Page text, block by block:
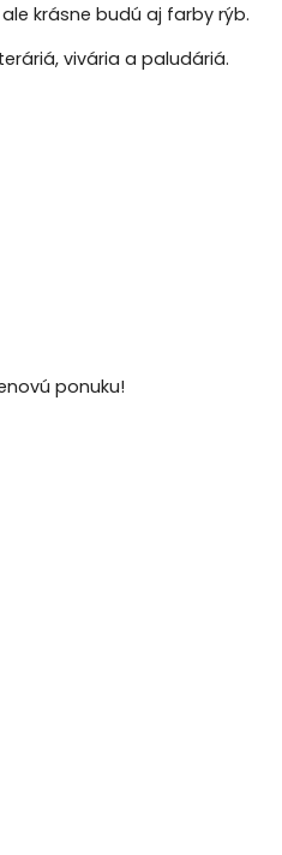
krásne budú aj farby rýb.
vivária a paludáriá.
ponuku!